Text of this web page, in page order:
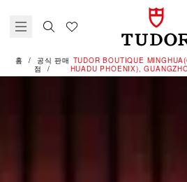
홈
공식 판매
점
‭TUDOR BOUTIQUE
HUADU PHOENIX),